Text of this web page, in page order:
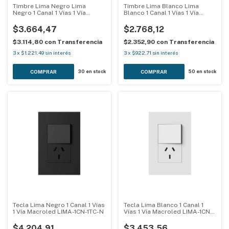
Timbre Lima Negro Lima
Negro 1 Canal 1 Vías 1 Vía
$3.664,47
$3.114,80 con Transferencia
3x $1.221,49 sin interés
30 en stock
Timbre Lima Blanco Lima
Blanco 1 Canal 1 Vías 1 Vía
$2.768,12
$2.352,90 con Transferencia
3 x $922,71 sin interés
50 en stock
Tecla Lima Negro 1 Canal 1 Vías
1 Vía Macroled LIMA-1CN-1TC-N
Tecla Lima Blanco 1 Canal 1
Vías 1 Vía Macroled LIMA-1CN-